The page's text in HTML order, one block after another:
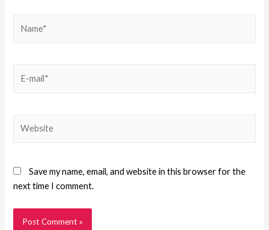
Save my name, email, and website in this browser for the
next time I comment.